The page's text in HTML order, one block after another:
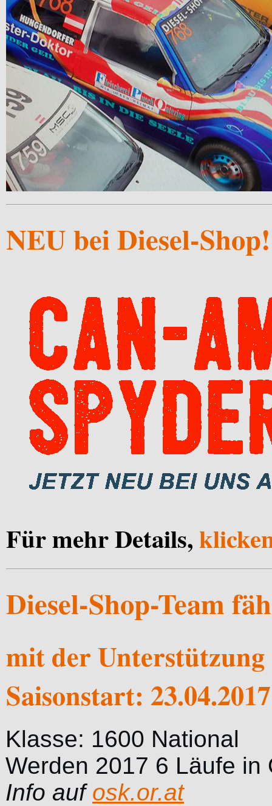
NEU bei Diesel-Shop!
Für mehr Details,
Diesel-Shop-Team
mit der
Saisonstart:
Klasse: 1600 National
Werden 2017 6 Läufe in
Info auf osk.or.at